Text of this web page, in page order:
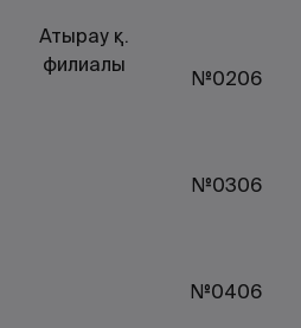
Атырау қ.
филиалы
№0206
№0306
№0406